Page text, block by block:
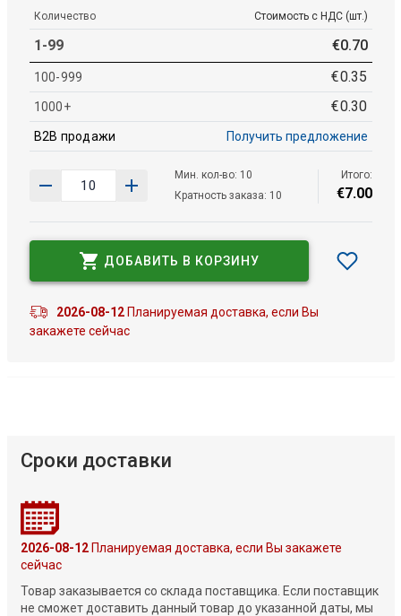
Количество Стоимость с НДС (шт.)
1-99 €0.70
100-999 €0.35
1000+ €0.30
B2B продажи Получить предложение
Мин. кол-во: 10
Кратность заказа: 10
Итого:
€7.00
ДОБАВИТЬ В КОРЗИНУ
2026-08-12Планируемая доставка, если Вы
закажете сейчас
Сроки доставки
2026-08-12Планируемая доставка, если Вы закажете
сейчас
Товар заказывается со склада поставщика. Если поставщик
не сможет доставить данный товар до указанной даты, мы